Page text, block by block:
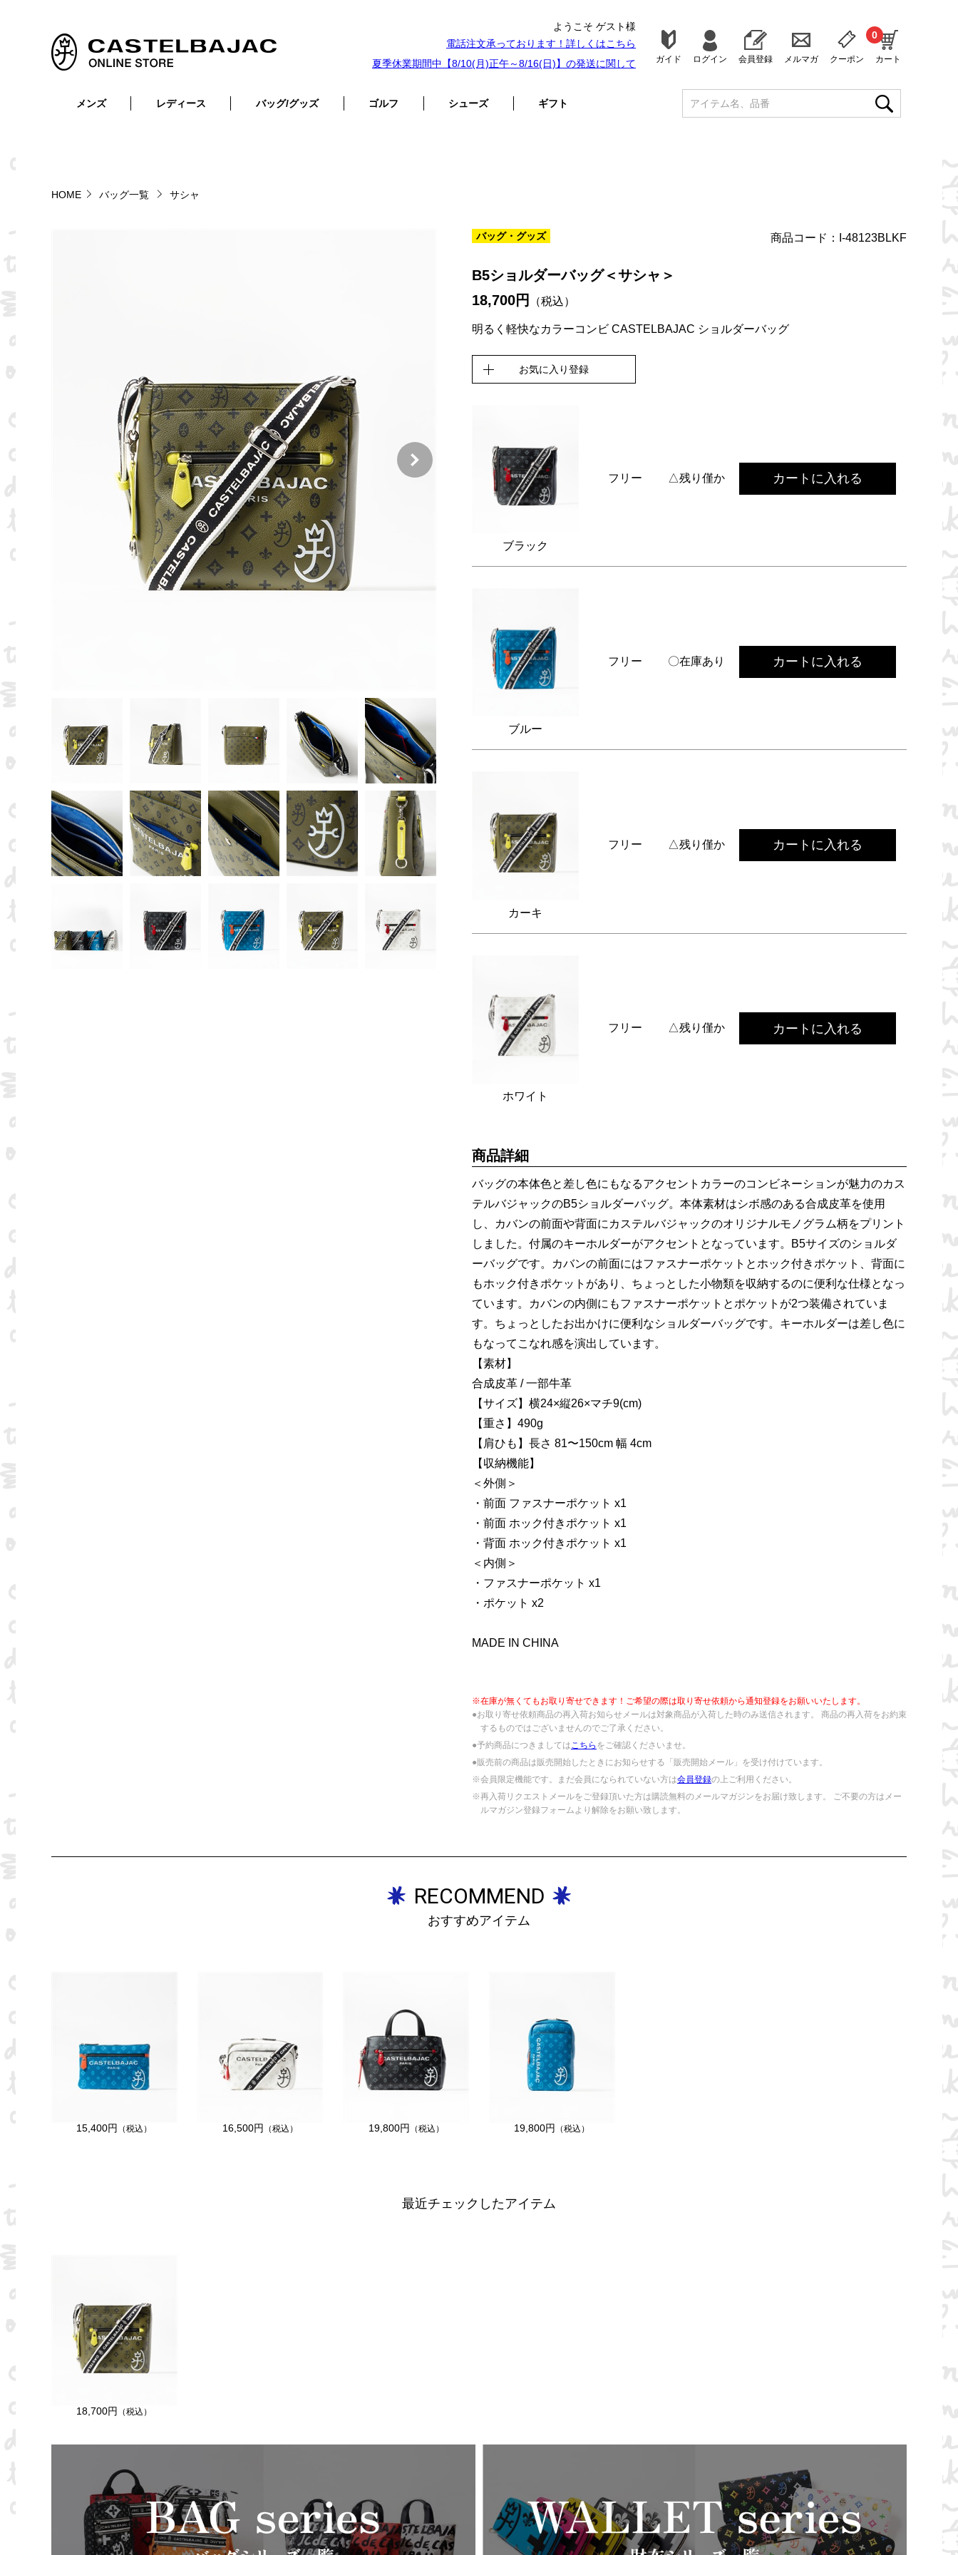
ようこそ ゲスト様
電話注文承っております！詳しくはこちら
夏季休業期間中【8/10(月)正午～8/16(日)】の発送に関して
ガイド ログイン 会員登録 メルマガ クーポン カート
0
メンズ レディース バッグ/グッズ ゴルフ シューズ ギフト
HOME バッグ一覧 サシャ
バッグ・グッズ 商品コード：I-48123BLKF
B5ショルダーバッグ＜サシャ＞
18,700円
（税込）
明るく軽快なカラーコンビ CASTELBAJAC ショルダーバッグ
お気に入り登録
ブラック
フリー △残り僅か カートに入れる
ブルー
フリー 〇在庫あり カートに入れる
カーキ
フリー △残り僅か カートに入れる
ホワイト
フリー △残り僅か カートに入れる
商品詳細
バッグの本体色と差し色にもなるアクセントカラーのコンビネーションが魅力のカス
テルバジャックのB5ショルダーバッグ。本体素材はシボ感のある合成皮革を使用
し、カバンの前面や背面にカステルバジャックのオリジナルモノグラム柄をプリント
しました。付属のキーホルダーがアクセントとなっています。B5サイズのショルダ
ーバッグです。カバンの前面にはファスナーポケットとホック付きポケット、背面に
もホック付きポケットがあり、ちょっとした小物類を収納するのに便利な仕様となっ
ています。カバンの内側にもファスナーポケットとポケットが2つ装備されていま
す。ちょっとしたお出かけに便利なショルダーバッグです。キーホルダーは差し色に
もなってこなれ感を演出しています。
【素材】
合成皮革 / 一部牛革
【サイズ】横24×縦26×マチ9(cm)
【重さ】490g
【肩ひも】長さ 81〜150cm 幅 4cm
【収納機能】
＜外側＞
・前面 ファスナーポケット x1
・前面 ホック付きポケット x1
・背面 ホック付きポケット x1
＜内側＞
・ファスナーポケット x1
・ポケット x2
MADE IN CHINA
※在庫が無くてもお取り寄せできます！ご希望の際は取り寄せ依頼から通知登録をお願いいたします。
●お取り寄せ依頼商品の再入荷お知らせメールは対象商品が入荷した時のみ送信されます。 商品の再入荷をお約束
するものではございませんのでご了承ください。
●予約商品につきましては こちら をご確認くださいませ。
●販売前の商品は販売開始したときにお知らせする「販売開始メール」を受け付けています。
※会員限定機能です。まだ会員になられていない方は会員登録の上ご利用ください。
※再入荷リクエストメールをご登録頂いた方は購読無料のメールマガジンをお届け致します。 ご不要の方はメー
ルマガジン登録フォームより解除をお願い致します。
RECOMMEND
おすすめアイテム
15,400円 （税込） 16,500円 （税込） 19,800円 （税込） 19,800円 （税込）
最近チェックしたアイテム
18,700円 （税込）